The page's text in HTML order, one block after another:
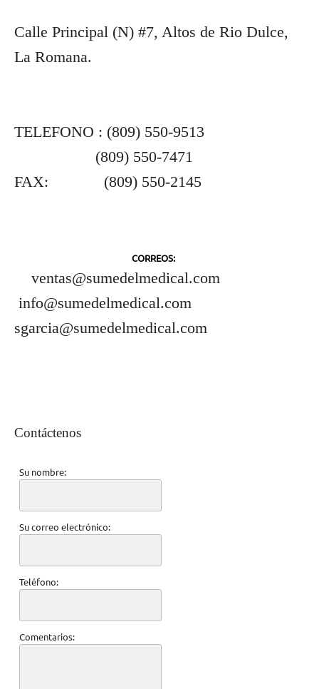
Calle Principal (N) #7, Altos de Rio Dulce,
La Romana.
TELEFONO : (809) 550-9513
(809) 550-7471
FAX: (809) 550-2145
CORREOS:
ventas@sumedelmedical.com
info@sumedelmedical.com
sgarcia@sumedelmedical.com
Contáctenos
Su nombre:
Su correo electrónico:
Teléfono:
Comentarios: